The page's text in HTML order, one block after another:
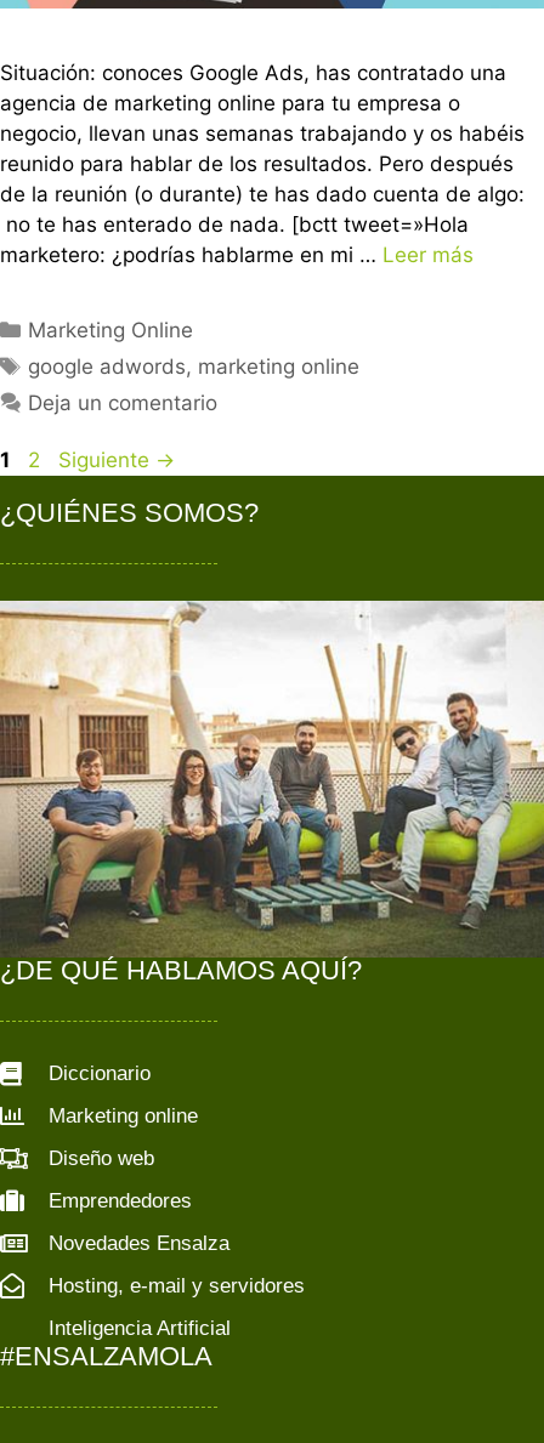
Situación: conoces Google Ads, has contratado una
agencia de marketing online para tu empresa o
negocio, llevan unas semanas trabajando y os habéis
reunido para hablar de los resultados. Pero después
de la reunión (o durante) te has dado cuenta de algo:
no te has enterado de nada. [bctt tweet=»Hola
marketero: ¿podrías hablarme en mi … Leer más
Marketing Online
google adwords, marketing online
Deja un comentario
1 2 Siguiente →
¿QUIÉNES SOMOS?
¿DE QUÉ HABLAMOS AQUÍ?
Diccionario
Marketing online
Diseño web
Emprendedores
Novedades Ensalza
Hosting, e-mail y servidores
Inteligencia Artificial
#ENSALZAMOLA